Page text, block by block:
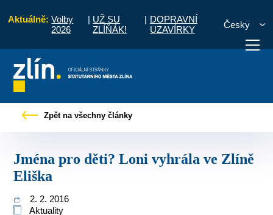
Aktuálně: Volby
2026
| UŽ SU
ZLÍŇÁK!
| DOPRAVNÍ
UZAVÍRKY
Česky
vyřídit Potřebuji zaplatit
Zpět na všechny články
Jména pro děti? Loni vyhrála ve Zlíně
Eliška
2. 2. 2016
Aktuality